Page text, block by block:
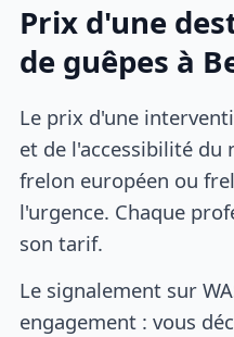
Prix d'une
de guêpes à
Le prix d'une
et de l'accessibilité du
frelon européen ou
l'urgence. Chaque
son tarif.
Le signalement sur
engagement : vous